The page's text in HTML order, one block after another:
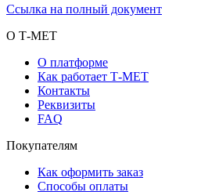
Ссылка на полный документ
О Т-МЕТ
О платформе
Как работает Т-МЕТ
Контакты
Реквизиты
FAQ
Покупателям
Как оформить заказ
Способы оплаты